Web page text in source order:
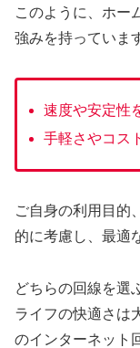
このように、ホー
強みを持っていま
速度や安定性
手軽さやコス
ご自身の利用目的
的に考慮し、最適
どちらの回線を選
ライフの快適さは
のインターネット